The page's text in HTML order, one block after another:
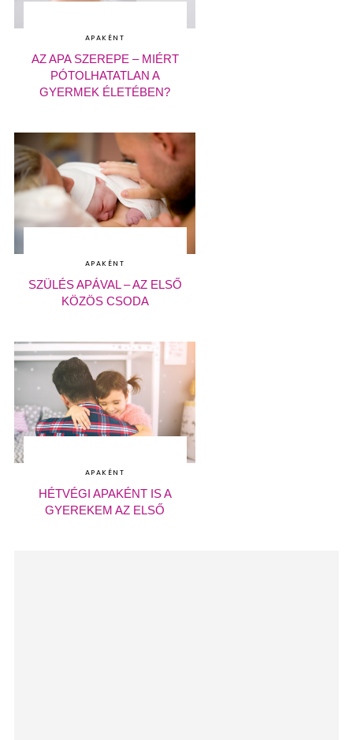
APAKÉNT
AZ APA SZEREPE – MIÉRT
PÓTOLHATATLAN A
GYERMEK ÉLETÉBEN?
APAKÉNT
SZÜLÉS APÁVAL – AZ ELSŐ
KÖZÖS CSODA
APAKÉNT
HÉTVÉGI APAKÉNT IS A
GYEREKEM AZ ELSŐ